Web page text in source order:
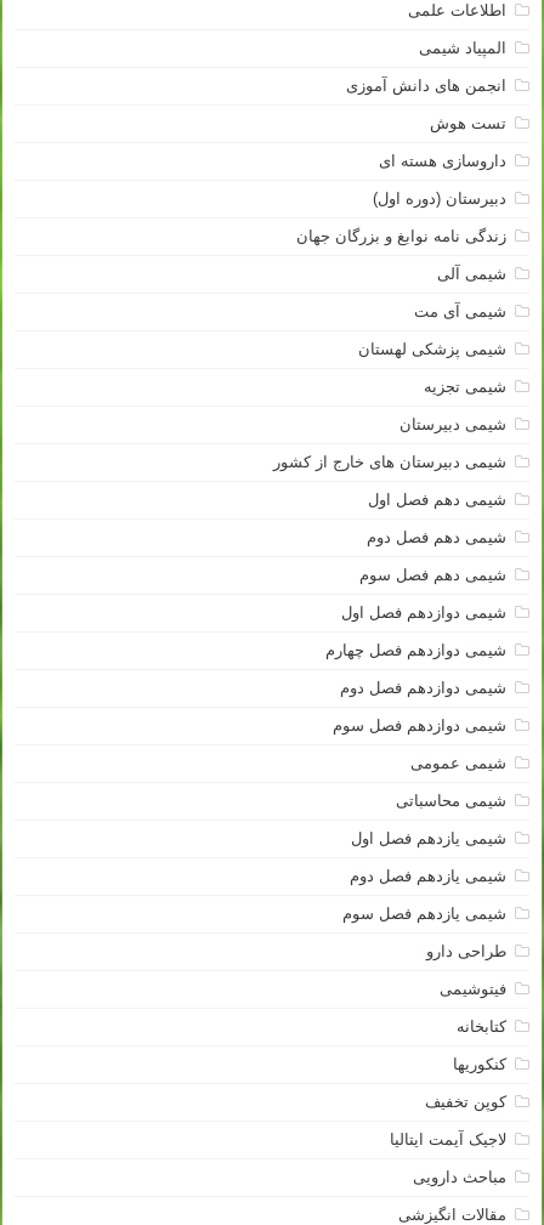
اطلاعات علمی
المپیاد شیمی
انجمن های دانش آموزی
تست هوش
داروسازی هسته ای
دبیرستان (دوره اول)
زندگی نامه نوابغ و بزرگان جهان
شیمی آلی
شیمی آی مت
شیمی پزشکی لهستان
شیمی تجزیه
شیمی دبیرستان
شیمی دبیرستان های خارج از کشور
شیمی دهم فصل اول
شیمی دهم فصل دوم
شیمی دهم فصل سوم
شیمی دوازدهم فصل اول
شیمی دوازدهم فصل چهارم
شیمی دوازدهم فصل دوم
شیمی دوازدهم فصل سوم
شیمی عمومی
شیمی محاسباتی
شیمی یازدهم فصل اول
شیمی یازدهم فصل دوم
شیمی یازدهم فصل سوم
طراحی دارو
فیتوشیمی
کتابخانه
کنکوریها
کوپن تخفیف
لاجیک آیمت ایتالیا
مباحث دارویی
مقالات انگیزشی